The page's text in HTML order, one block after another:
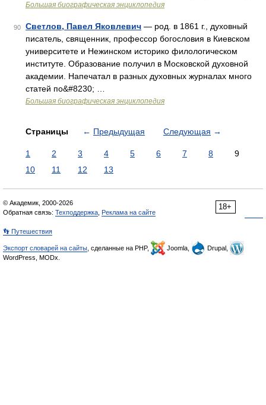
Большая биографическая энциклопедия
90 Светлов, Павел Яковлевич — род. в 1861 г., духовный
писатель, священник, профессор богословия в Киевском
университете и Нежинском историко филологическом
институте. Образование получил в Московской духовной
академии. Напечатал в разных духовных журналах много
статей по&#8230; …
Большая биографическая энциклопедия
Страницы ← Предыдущая Следующая →
1 2 3 4 5 6 7 8
9
10
11 12 13
18+
© Академик, 2000-2026
Обратная связь: Техподдержка Реклама на сайте
👣 Путешествия
Экспорт словарей на сайты , сделанные на PHP, Joomla,
Drupal,
WordPress, MODx.